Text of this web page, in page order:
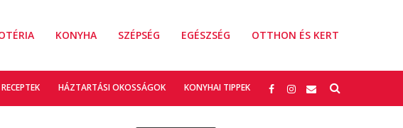
KONYHA SZÉPSÉG EGÉSZSÉG OTTHON ÉS KERT
HÁZTARTÁSI OKOSSÁGOK KONYHAI TIPPEK